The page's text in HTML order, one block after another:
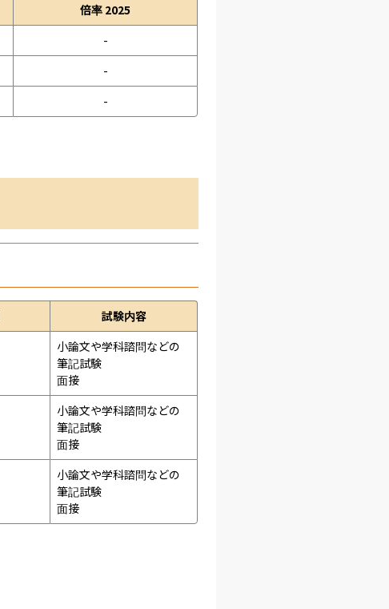
倍率 2025
-
-
-
試験内容
小論文や学科諮問などの
筆記試験
面接
小論文や学科諮問などの
筆記試験
面接
小論文や学科諮問などの
筆記試験
面接